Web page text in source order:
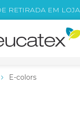
RETIRADA EM LOJA
E-colors